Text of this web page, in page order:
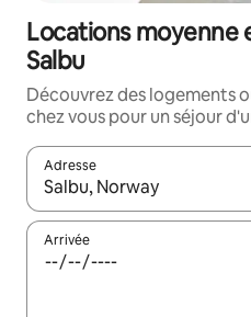
Locations moyenne
Salbu
Découvrez des logements
chez vous pour un séjour
Adresse
Lorsque les résultats
Arrivée